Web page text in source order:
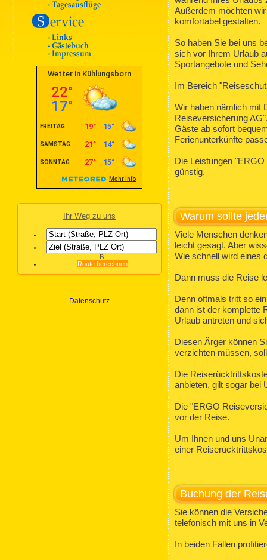
Ihr Weg zu uns
B
Route berechnen
Datenschutz
Außerdem möchten
komfortabel gestalten.
So haben Sie bei uns
sich vor Ihrem Urlaub
Sportangebote und
Im Bereich
Wir haben nämlich mit
Reiseversicherung
Gäste ab sofort
Ferienunterkünfte
Die Leistungen
günstig.
Warum sollte
Viele Menschen
leicht gesagt. Aber
Wie schnell wird eines
Dann muss die Reise
Denn oftmals tritt so
dann ist der komplette
Urlaub antreten und
Diesen Ärger können
verzichten müssen,
Die
anbieten, gilt sogar bei
Die "ERGO
vor der Reise.
Um Ihnen und uns
einer
Buchung der
Sie können die
telefonisch mit uns in
In beiden Fällen